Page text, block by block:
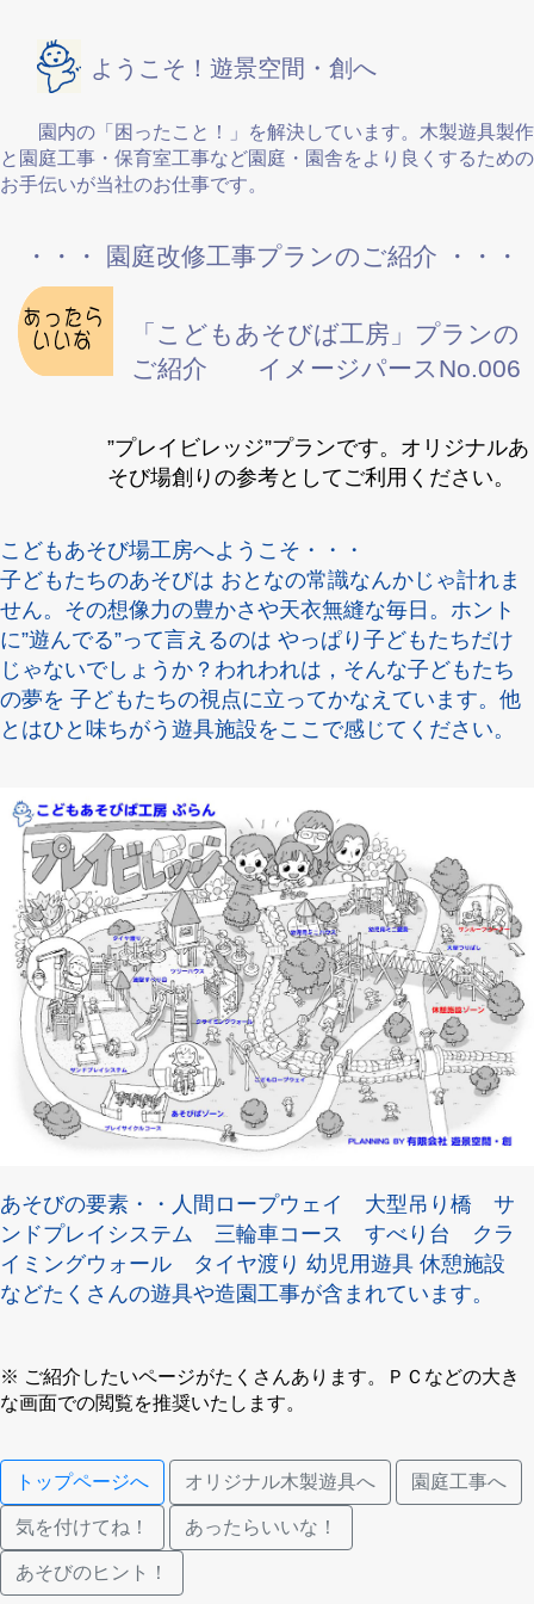
ようこそ！遊景空間・創へ
園内の「困ったこと！」を解決しています。木製遊具製作
と園庭工事・保育室工事など園庭・園舎をより良くするための
お手伝いが当社のお仕事です。
・・・ 園庭改修工事プランのご紹介 ・・・
「こどもあそびば工房」プランの
ご紹介 イメージパースNo.006
”プレイビレッジ”プランです。オリジナルあ
そび場創りの参考としてご利用ください。
こどもあそび場工房へようこそ・・・
子どもたちのあそびは おとなの常識なんかじゃ計れま
せん。その想像力の豊かさや天衣無縫な毎日。ホント
に”遊んでる”って言えるのは やっぱり子どもたちだけ
じゃないでしょうか？われわれは，そんな子どもたち
の夢を 子どもたちの視点に立ってかなえています。他
とはひと味ちがう遊具施設をここで感じてください。
あそびの要素・・人間ロープウェイ 大型吊り橋 サ
ンドプレイシステム 三輪車コース すべり台 クラ
イミングウォール タイヤ渡り 幼児用遊具 休憩施設
などたくさんの遊具や造園工事が含まれています。
※ ご紹介したいページがたくさんあります。ＰＣなどの大き
な画面での閲覧を推奨いたします。
トップページへ オリジナル木製遊具へ 園庭工事へ
気を付けてね！ あったらいいな！
あそびのヒント！